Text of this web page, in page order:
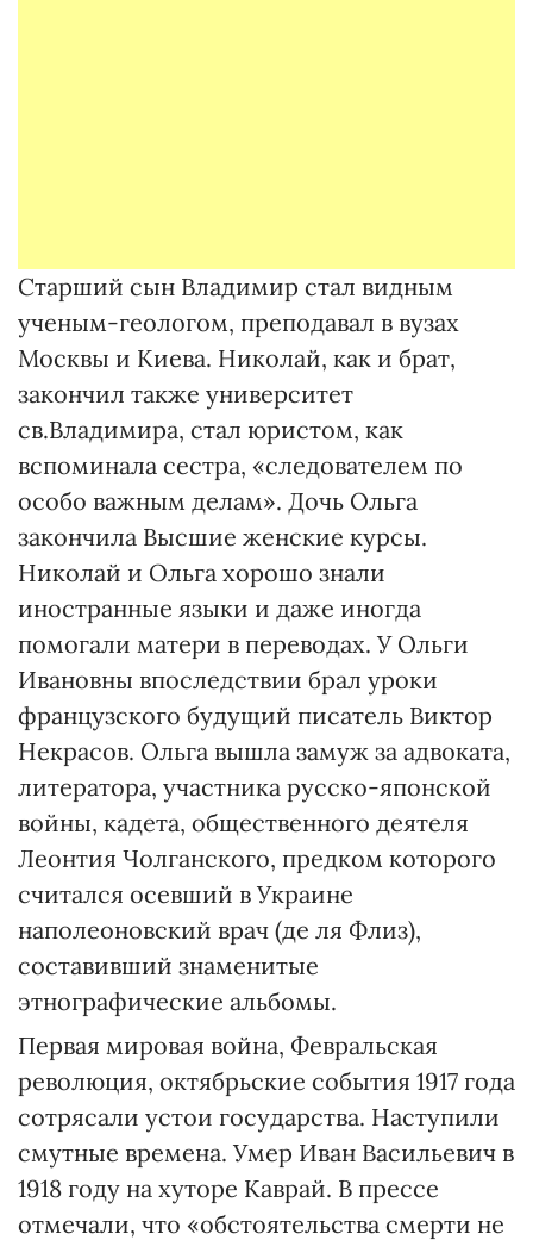
Старший сын Владимир стал видным
ученым-геологом, преподавал в вузах
Москвы и Киева. Николай, как и брат,
закончил также университет
св.Владимира, стал юристом, как
вспоминала сестра, «следователем по
особо важным делам». Дочь Ольга
закончила Высшие женские курсы.
Николай и Ольга хорошо знали
иностранные языки и даже иногда
помогали матери в переводах. У Ольги
Ивановны впоследствии брал уроки
французского будущий писатель Виктор
Некрасов. Ольга вышла замуж за адвоката,
литератора, участника русско-японской
войны, кадета, общественного деятеля
Леонтия Чолганского, предком которого
считался осевший в Украине
наполеоновский врач (де ля Флиз),
составивший знаменитые
этнографические альбомы.
Первая мировая война, Февральская
революция, октябрьские события 1917 года
сотрясали устои государства. Наступили
смутные времена. Умер Иван Васильевич в
1918 году на хуторе Каврай. В прессе
отмечали, что «обстоятельства смерти не